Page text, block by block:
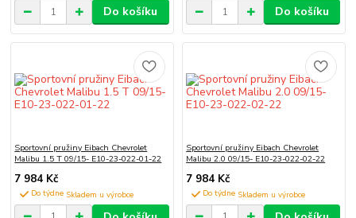
Do košíku Do košíku
Sportovní pružiny Eibach Chevrolet
Malibu 1.5 T 09/15- E10-23-022-01-22
7 984 Kč
Do týdne
Sportovní pružiny Eibach Chevrolet
Malibu 2.0 09/15- E10-23-022-02-22
7 984 Kč
Do týdne